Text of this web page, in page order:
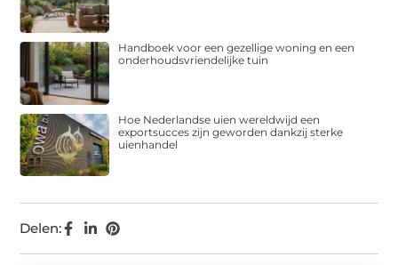
Delen:
Handboek voor een gezellige woning en een
onderhoudsvriendelijke tuin
Hoe Nederlandse uien wereldwijd een
exportsucces zijn geworden dankzij sterke
uienhandel